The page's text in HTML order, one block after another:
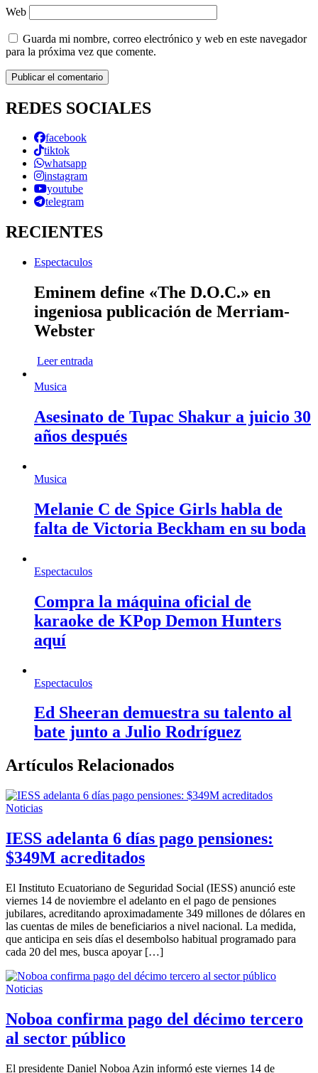
Web
Guarda mi nombre, correo electrónico y web en este navegador
para la próxima vez que comente.
REDES SOCIALES
facebook
tiktok
whatsapp
instagram
youtube
telegram
RECIENTES
Espectaculos
Eminem define «The D.O.C.» en
ingeniosa publicación de Merriam-
Webster
Leer entrada
Musica
Asesinato de Tupac Shakur a juicio 30
años después
Musica
Melanie C de Spice Girls habla de
falta de Victoria Beckham en su boda
Espectaculos
Compra la máquina oficial de
karaoke de KPop Demon Hunters
aquí
Espectaculos
Ed Sheeran demuestra su talento al
bate junto a Julio Rodríguez
Artículos Relacionados
Noticias
IESS adelanta 6 días pago pensiones:
$349M acreditados
El Instituto Ecuatoriano de Seguridad Social (IESS) anunció este
viernes 14 de noviembre el adelanto en el pago de pensiones
jubilares, acreditando aproximadamente 349 millones de dólares en
las cuentas de miles de beneficiarios a nivel nacional. La medida,
que anticipa en seis días el desembolso habitual programado para
cada 20 del mes, busca apoyar […]
Noticias
Noboa confirma pago del décimo tercero
al sector público
El presidente Daniel Noboa Azin informó este viernes 14 de